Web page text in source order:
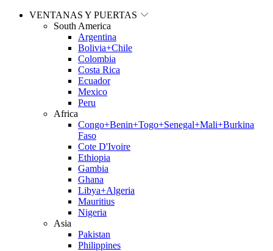
VENTANAS Y PUERTAS
South America
Argentina
Bolivia+Chile
Colombia
Costa Rica
Ecuador
Mexico
Peru
Africa
Congo+Benin+Togo+Senegal+Mali+Burkina
Faso
Cote D'Ivoire
Ethiopia
Gambia
Ghana
Libya+Algeria
Mauritius
Nigeria
Asia
Pakistan
Philippines